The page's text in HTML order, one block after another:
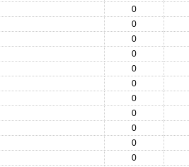
0
0
0
0
0
0
0
0
0
0
0